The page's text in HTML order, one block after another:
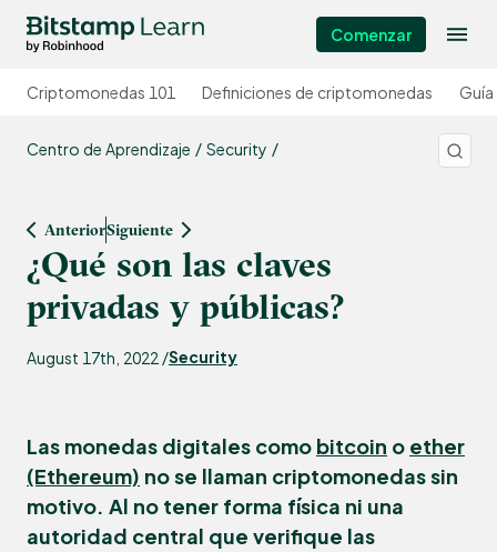
Comenzar
Criptomonedas 101 Definiciones de criptomonedas
Centro de Aprendizaje Security
AnteriorSiguiente
¿Qué son las claves
privadas y públicas?
August 17th, 2022 /Security
Las monedas digitales como bitcoin o ether
(Ethereum) no se llaman criptomonedas sin
motivo. Al no tener forma física ni una
autoridad central que verifique las